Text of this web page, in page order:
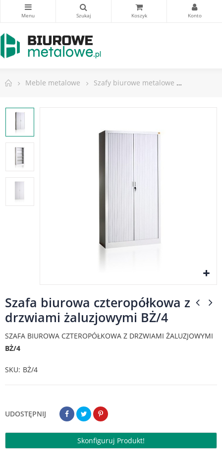
Meble metalowe Szafy biurowe metalowe
Szafa biurowa czteropółkowa z
drzwiami żaluzjowymi BŻ/4
SZAFA BIUROWA CZTEROPÓŁKOWA Z DRZWIAMI ŻALUZJOWYMI
BŻ/4
SKU BŻ/4
UDOSTĘPNIJ
Skonfiguruj Produkt!